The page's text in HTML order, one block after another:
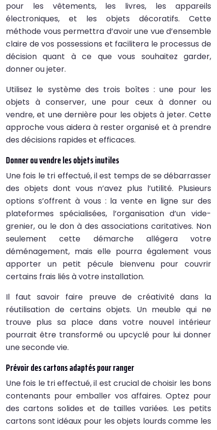
pour les vêtements, les livres, les appareils
électroniques, et les objets décoratifs. Cette
méthode vous permettra d’avoir une vue d’ensemble
claire de vos possessions et facilitera le processus de
décision quant à ce que vous souhaitez garder,
donner ou jeter.
Utilisez le système des trois boîtes : une pour les
objets à conserver, une pour ceux à donner ou
vendre, et une dernière pour les objets à jeter. Cette
approche vous aidera à rester organisé et à prendre
des décisions rapides et efficaces.
Donner ou vendre les objets inutiles
Une fois le tri effectué, il est temps de se débarrasser
des objets dont vous n’avez plus l’utilité. Plusieurs
options s’offrent à vous : la vente en ligne sur des
plateformes spécialisées, l’organisation d’un vide-
grenier, ou le don à des associations caritatives. Non
seulement cette démarche allégera votre
déménagement, mais elle pourra également vous
apporter un petit pécule bienvenu pour couvrir
certains frais liés à votre installation.
Il faut savoir faire preuve de créativité dans la
réutilisation de certains objets. Un meuble qui ne
trouve plus sa place dans votre nouvel intérieur
pourrait être transformé ou upcyclé pour lui donner
une seconde vie.
Prévoir des cartons adaptés pour ranger
Une fois le tri effectué, il est crucial de choisir les bons
contenants pour emballer vos affaires. Optez pour
des cartons solides et de tailles variées. Les petits
cartons sont idéaux pour les objets lourds comme les